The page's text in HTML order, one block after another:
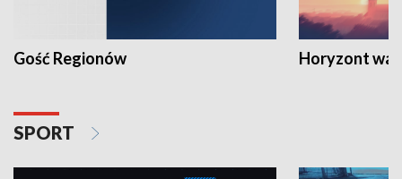
Gość Regionów Horyzont
SPORT